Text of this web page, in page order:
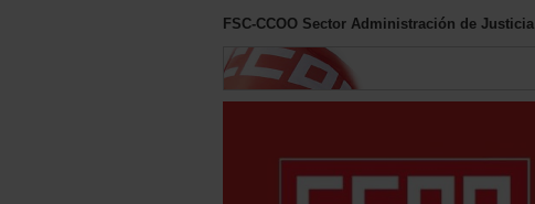
FSC-CCOO Sector Administración de Justicia